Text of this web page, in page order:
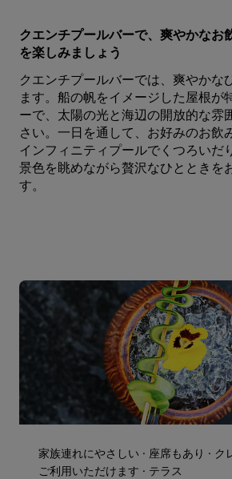
クエンチプールバーで、爽やかなお
を楽しみましょう
クエンチプールバーでは、爽やかな
ます。船の帆をイメージした屋根が
ーで、太陽の光と海辺の開放的な雰
さい。一日を通して、お好みのお飲
インフィニティプールでくつろいだ
景色を眺めながら贅沢なひとときを
す。
家族連れにやさしい · 座席もあり · ク
ご利用いただけます · テラス